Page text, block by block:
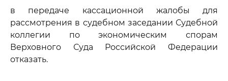
в передаче кассационной жалобы для
рассмотрения в судебном заседании Судебной
коллегии по экономическим спорам
Верховного Суда Российской Федерации
отказать.